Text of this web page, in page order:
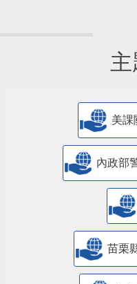
美課
內政部
苗栗